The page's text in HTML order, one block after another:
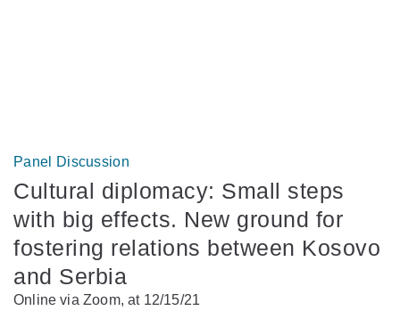
Panel Discussion
Cultural diplomacy: Small steps
with big effects. New ground for
fostering relations between Kosovo
and Serbia
Online via Zoom, at 12/15/21